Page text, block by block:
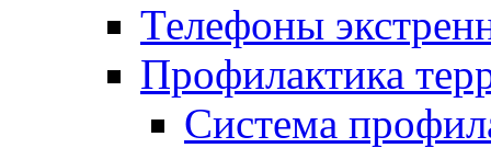
Телефоны
Профилактика
Система